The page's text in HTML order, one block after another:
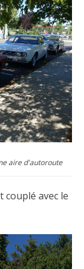
aire d'autoroute
couplé avec le